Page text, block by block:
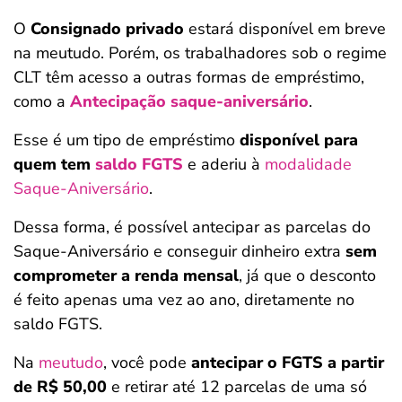
O Consignado privado estará disponível em breve
na meutudo. Porém, os trabalhadores sob o regime
CLT têm acesso a outras formas de empréstimo,
como a Antecipação saque-aniversário.
Esse é um tipo de empréstimo disponível para
quem tem saldo FGTS e aderiu à modalidade
Saque-Aniversário.
Dessa forma, é possível antecipar as parcelas do
Saque-Aniversário e conseguir dinheiro extra sem
comprometer a renda mensal, já que o desconto
é feito apenas uma vez ao ano, diretamente no
saldo FGTS.
Na meutudo, você pode antecipar o FGTS a partir
de R$ 50,00 e retirar até 12 parcelas de uma só